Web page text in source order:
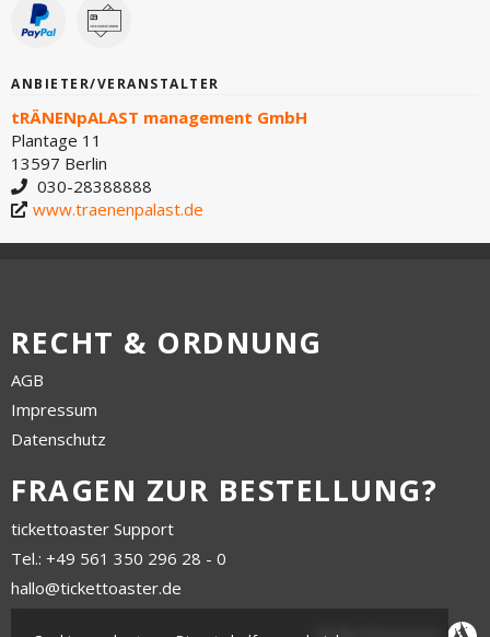
ANBIETER/VERANSTALTER
tRÄNENpALAST management GmbH
Plantage 11
13597 Berlin
030-28388888
www.traenenpalast.de
RECHT & ORDNUNG
AGB
Impressum
Datenschutz
FRAGEN ZUR BESTELLUNG?
tickettoaster Support
Tel.: +49 561 350 296 28 - 0
hallo@tickettoaster.de